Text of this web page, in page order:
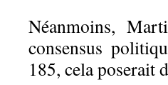
Néanmoins,
consensus
185, cela poserait